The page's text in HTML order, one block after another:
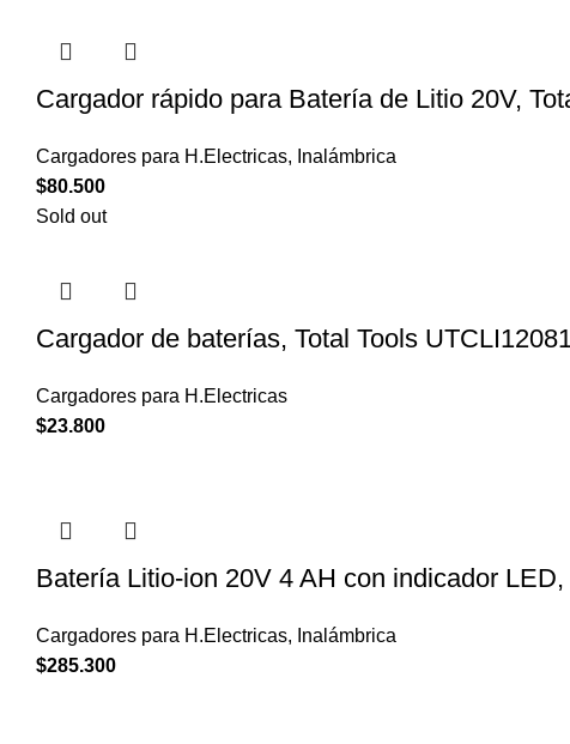
Cargador rápido para Batería de Litio 20V,
Cargadores para H.Electricas, Inalámbrica
$80.500
Sold out
Cargador de baterías, Total Tools
Cargadores para H.Electricas
$23.800
Batería Litio-ion 20V 4 AH con indicador
Cargadores para H.Electricas, Inalámbrica
$285.300